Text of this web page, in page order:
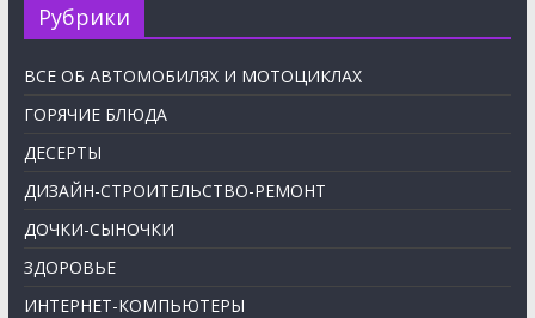
Рубрики
ВСЕ ОБ АВТОМОБИЛЯХ И МОТОЦИКЛАХ
ГОРЯЧИЕ БЛЮДА
ДЕСЕРТЫ
ДИЗАЙН-СТРОИТЕЛЬСТВО-РЕМОНТ
ДОЧКИ-СЫНОЧКИ
ЗДОРОВЬЕ
ИНТЕРНЕТ-КОМПЬЮТЕРЫ